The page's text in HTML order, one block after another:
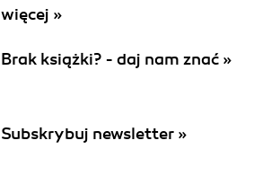
więcej »
Brak książki? - daj nam znać »
Subskrybuj newsletter »